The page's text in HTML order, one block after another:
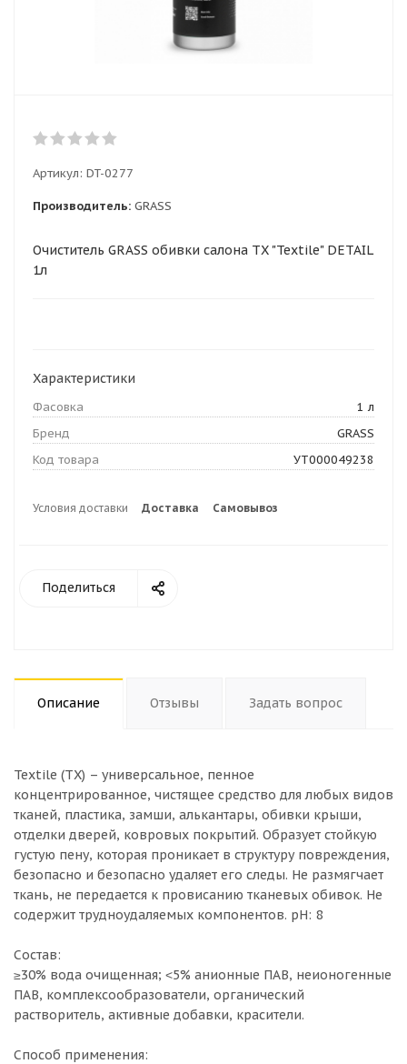
Артикул: DT-0277
Производитель: GRASS
Очиститель GRASS обивки салона TX "Textile" DETAIL
1л
Характеристики
Фасовка
1 л
Бренд
GRASS
Код товара
УТ000049238
Условия доставки Доставка Самовывоз
Поделиться
Описание Отзывы Задать вопрос
Textile (TX) – универсальное, пенное
концентрированное, чистящее средство для любых видов
тканей, пластика, замши, алькантары, обивки крыши,
отделки дверей, ковровых покрытий. Образует стойкую
густую пену, которая проникает в структуру повреждения,
безопасно и безопасно удаляет его следы. Не размягчает
ткань, не передается к провисанию тканевых обивок. Не
содержит трудноудаляемых компонентов. рН: 8
Состав:
≥30% вода очищенная; ˂5% анионные ПАВ, неионогенные
ПАВ, комплексообразователи, органический
растворитель, активные добавки, красители.
Способ применения: